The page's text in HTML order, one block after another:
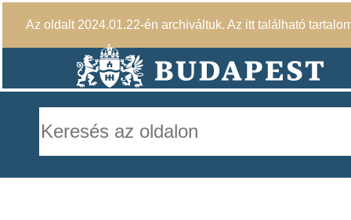
Az oldalt 2024.01.22-én archiváltuk. Az itt található